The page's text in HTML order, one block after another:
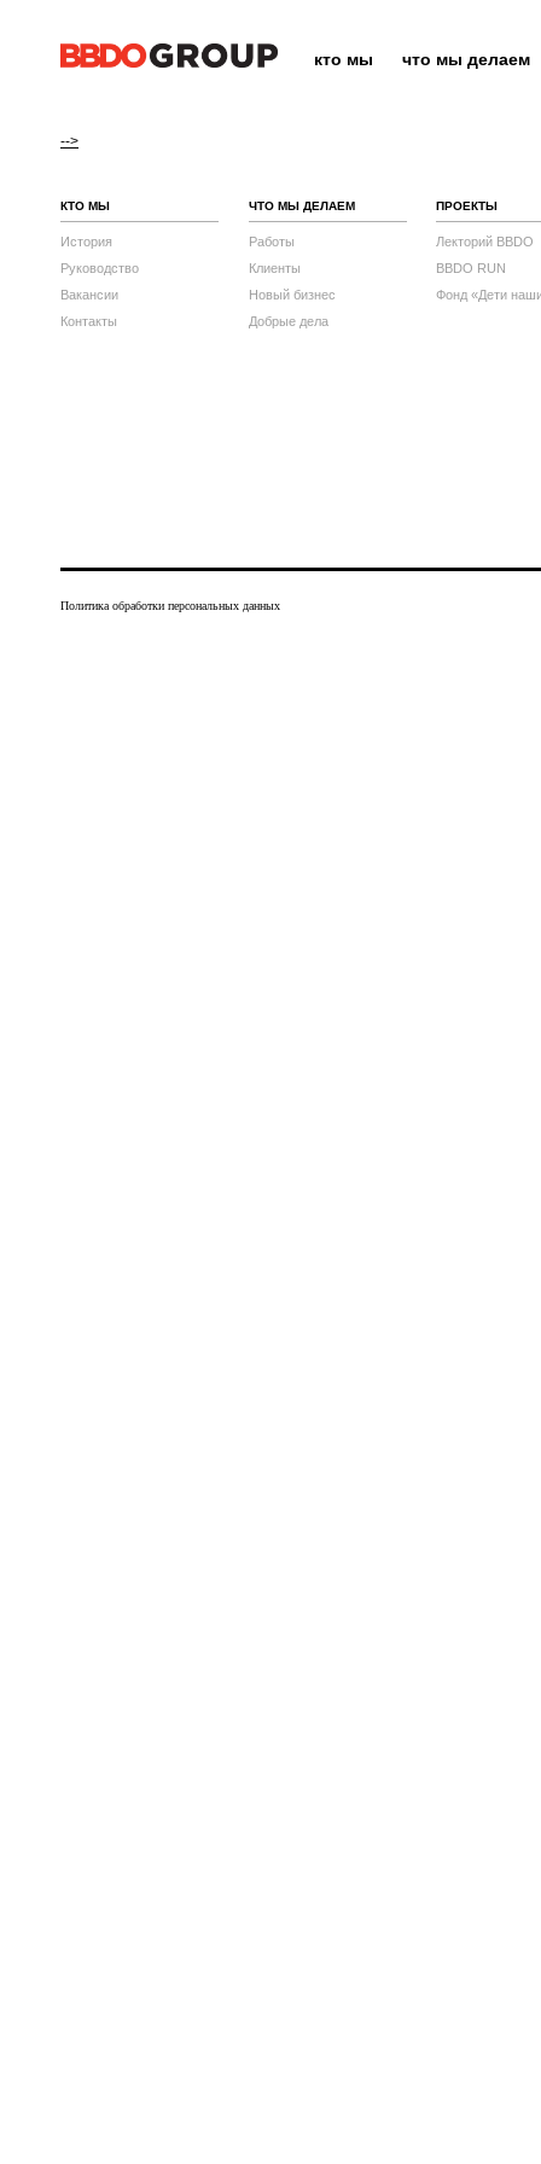
кто мы что мы делаем
-->
КТО МЫ
История
Руководство
Вакансии
Контакты
ЧТО МЫ ДЕЛАЕМ
Работы
Клиенты
Новый бизнес
Добрые дела
ПРОЕКТЫ
Лекторий BBDO
BBDO RUN
Фонд «Дети
Политика обработки персональных данных